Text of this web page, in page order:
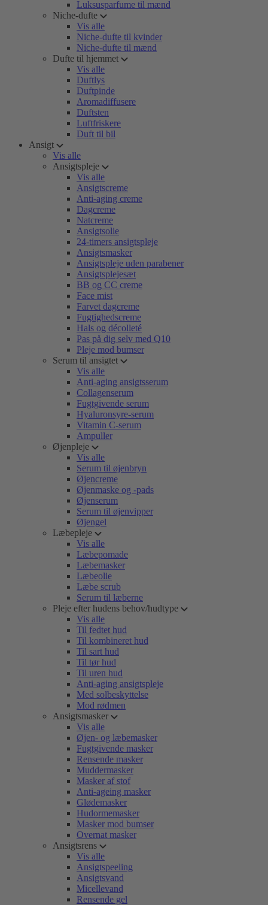
Luksusparfume til mænd
Niche-dufte
Vis alle
Niche-dufte til kvinder
Niche-dufte til mænd
Dufte til hjemmet
Vis alle
Duftlys
Duftpinde
Aromadiffusere
Duftsten
Luftfriskere
Duft til bil
Ansigt
Vis alle
Ansigtspleje
Vis alle
Ansigtscreme
Anti-aging creme
Dagcreme
Natcreme
Ansigtsolie
24-timers ansigtspleje
Ansigtsmasker
Ansigtspleje uden parabener
Ansigtsplejesæt
BB og CC creme
Face mist
Farvet dagcreme
Fugtighedscreme
Hals og décolleté
Pas på dig selv med Q10
Pleje mod bumser
Serum til ansigtet
Vis alle
Anti-aging ansigtsserum
Collagenserum
Fugtgivende serum
Hyaluronsyre-serum
Vitamin C-serum
Ampuller
Øjenpleje
Vis alle
Serum til øjenbryn
Øjencreme
Øjenmaske og -pads
Øjenserum
Serum til øjenvipper
Øjengel
Læbepleje
Vis alle
Læbepomade
Læbemasker
Læbeolie
Læbe scrub
Serum til læberne
Pleje efter hudens behov/hudtype
Vis alle
Til fedtet hud
Til kombineret hud
Til sart hud
Til tør hud
Til uren hud
Anti-aging ansigtspleje
Med solbeskyttelse
Mod rødmen
Ansigtsmasker
Vis alle
Øjen- og læbemasker
Fugtgivende masker
Rensende masker
Muddermasker
Masker af stof
Anti-ageing masker
Glødemasker
Hudormemasker
Masker mod bumser
Overnat masker
Ansigtsrens
Vis alle
Ansigtspeeling
Ansigtsvand
Micellevand
Rensende gel